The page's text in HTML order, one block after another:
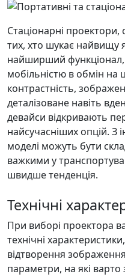
Стаціонарні
тих, хто шукає найвищу
найширший
мобільністю в обмін на
контрастність,
деталізоване навіть
девайси відкривають
найсучасніших опцій. З
моделі можуть бути
важкими у
швидше тенденція.
Технічні
При виборі проектора
технічні
відтворення
параметри, на які варто